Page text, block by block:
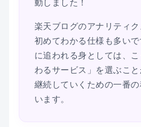
動しました！
楽天ブログのアナリティ
初めてわかる仕様も多い
に追われる身としては、
わるサービス」を選ぶこ
継続していくための一番
います。